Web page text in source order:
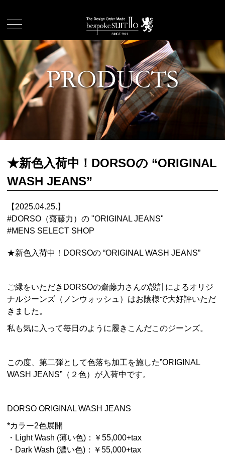
★新色入荷中！DORSOの “ORIGINAL
WASH JEANS”
【2025.04.25.】
#DORSO（齋藤力）の "ORIGINAL JEANS"
#MENS SELECT SHOP
★新色入荷中！DORSOの “ORIGINAL WASH JEANS”
ご縁をいただきDORSOの齋藤力さんの設計によるオリジ
ナルジーンズ（ノンウォッシュ）はお陰様で大好評いただ
きました。
私も気に入って毎日のように履きこんだこのジーンズ。
この度、第二弾として色落ち加工を施した”ORIGINAL
WASH JEANS”（２色）が入荷中です。
DORSO ORIGINAL WASH JEANS
*カラー2色展開
・Light Wash (薄い色)：￥55,000+tax
・Dark Wash (濃い色)：￥55,000+tax